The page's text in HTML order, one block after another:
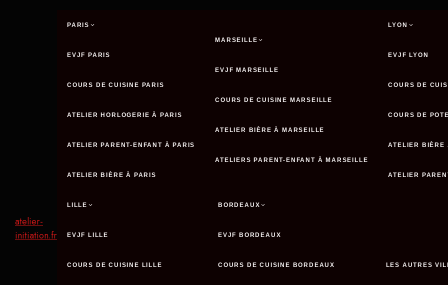
atelier-
initiation.fr
PARIS
EVJF PARIS
COURS DE CUISINE PARIS
ATELIER HORLOGERIE À PARIS
ATELIER PARENT-ENFANT À PARIS
ATELIER BIÈRE À PARIS
MARSEILLE
EVJF MARSEILLE
COURS DE CUISINE MARSEILLE
ATELIER BIÈRE À MARSEILLE
ATELIERS PARENT-ENFANT À MARSEILLE
LYON
EVJF LYON
COURS DE
COURS DE
ATELIER BIÈRE
ATELIER
LILLE
EVJF LILLE
COURS DE CUISINE LILLE
BORDEAUX
EVJF BORDEAUX
COURS DE CUISINE BORDEAUX LES AUTRES